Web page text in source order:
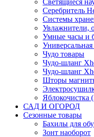
Светящиеся
Серебритель
Системы
Увлажнители,
Умные часы и
Чудо товары
Чудо-шланг
Чудо-шланг
Шторы
Яблокочистка
САД И ОГОРОД
Сезонные товары
Бахилы для
Зонт наоборот